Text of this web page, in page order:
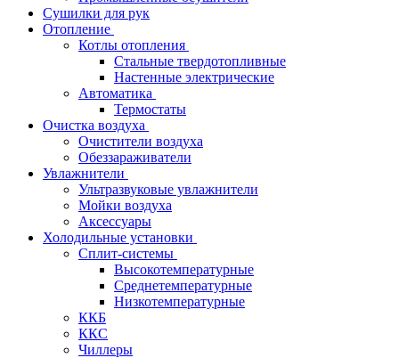
Сушилки для рук
Отопление
Котлы отопления
Стальные твердотопливные
Настенные электрические
Автоматика
Термостаты
Очистка воздуха
Очистители воздуха
Обеззараживатели
Увлажнители
Ультразвуковые увлажнители
Мойки воздуха
Аксессуары
Холодильные установки
Сплит-системы
Высокотемпературные
Среднетемпературные
Низкотемпературные
ККБ
ККС
Чиллеры